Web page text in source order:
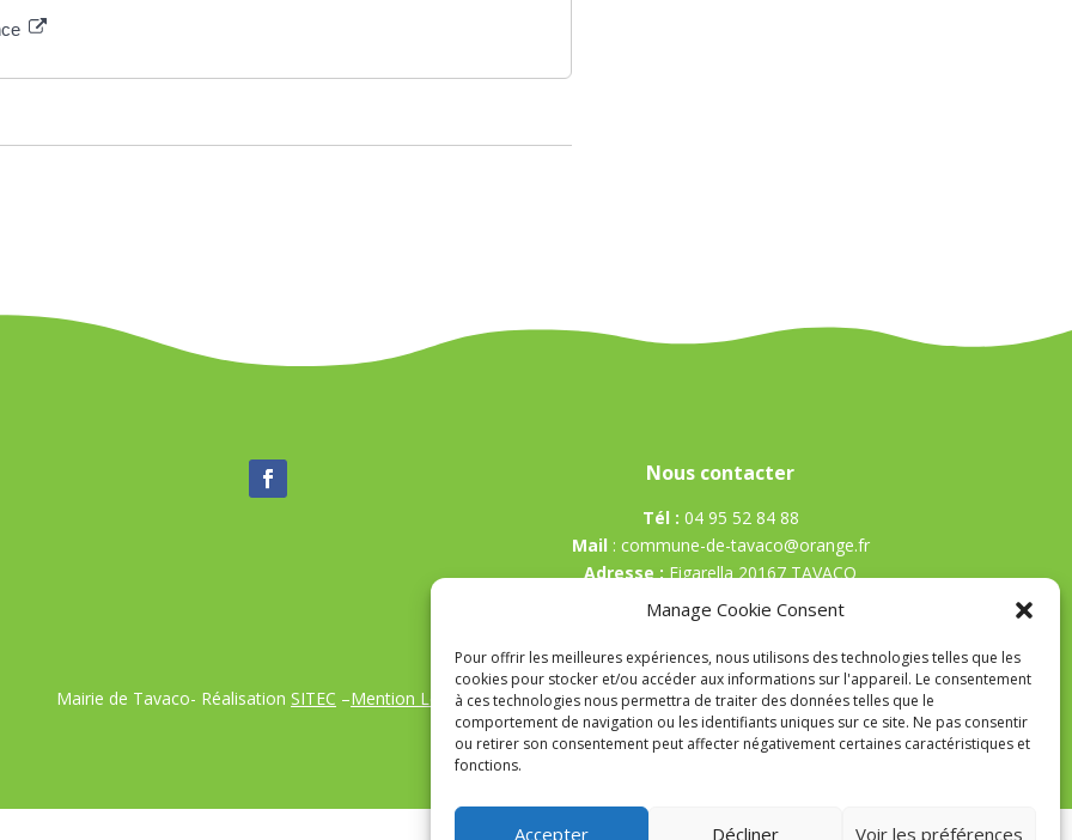
Manage Cookie Consent
Pour offrir les meilleures expériences, nous utilisons des technologies telles que les
cookies pour stocker et/ou accéder aux informations sur l'appareil. Le consentement
à ces technologies nous permettra de traiter des données telles que le
comportement de navigation ou les identifiants uniques sur ce site. Ne pas consentir
ou retirer son consentement peut affecter négativement certaines caractéristiques et
fonctions.
Accepter Décliner Voir les préférences
Nous contacter
Tél : 04 95 52 84 88
Mail : commune-de-tavaco@orange.fr
Adresse :Figarella 20167 TAVACO
Mairie de Tavaco- Réalisation SITEC –Mention Légales